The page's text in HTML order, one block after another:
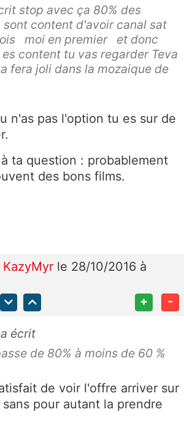
stop avec ça 80% des
sont content d'avoir canal sat
moi en premier et donc
content tu vas regarder Teva
fera joli dans la mozaique de
n'as pas l'option tu es sur de
ta question : probablement
des bons films.
KazyMyr le 28/10/2016 à
+ -
écrit
de 80% à moins de 60 %
de voir l'offre arriver sur
pour autant la prendre